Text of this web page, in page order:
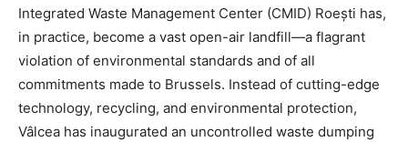
Integrated Waste Management Center (CMID) Roești has,
in practice, become a vast open-air landfill—a flagrant
violation of environmental standards and of all
commitments made to Brussels. Instead of cutting-edge
technology, recycling, and environmental protection,
Vâlcea has inaugurated an uncontrolled waste dumping